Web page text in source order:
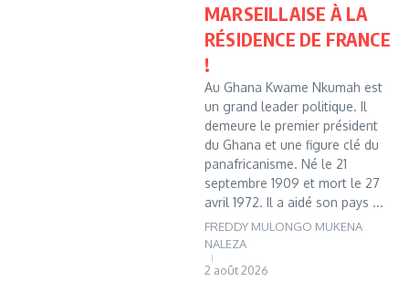
MARSEILLAISE À LA
RÉSIDENCE DE FRANCE
!
Au Ghana Kwame Nkumah est
un grand leader politique. Il
demeure le premier président
du Ghana et une figure clé du
panafricanisme. Né le 21
septembre 1909 et mort le 27
avril 1972. Il a aidé son pays ...
FREDDY MULONGO MUKENA
NALEZA
2 août 2026